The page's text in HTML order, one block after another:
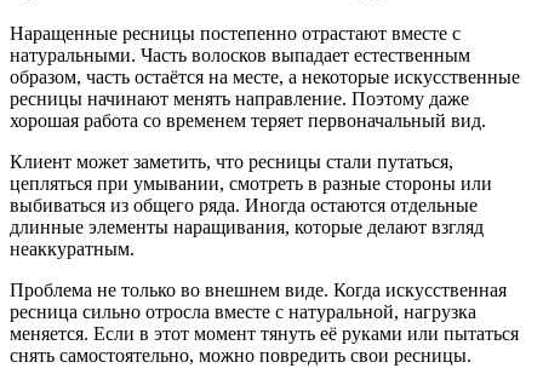
Наращенные ресницы постепенно отрастают вместе с
натуральными. Часть волосков выпадает естественным
образом, часть остаётся на месте, а некоторые искусственные
ресницы начинают менять направление. Поэтому даже
хорошая работа со временем теряет первоначальный вид.
Клиент может заметить, что ресницы стали путаться,
цепляться при умывании, смотреть в разные стороны или
выбиваться из общего ряда. Иногда остаются отдельные
длинные элементы наращивания, которые делают взгляд
неаккуратным.
Проблема не только во внешнем виде. Когда искусственная
ресница сильно отросла вместе с натуральной, нагрузка
меняется. Если в этот момент тянуть её руками или пытаться
снять самостоятельно, можно повредить свои ресницы.